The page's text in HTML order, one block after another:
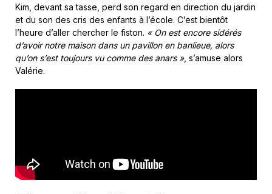
Kim, devant sa tasse, perd son regard en direction du jardin
et du son des cris des enfants à l’école. C’est bientôt
l’heure d’aller chercher le fiston. « On est encore sidérés
d’avoir notre maison dans un pavillon en banlieue, alors
qu’on s’est toujours vu comme des anars », s’amuse alors
Valérie.